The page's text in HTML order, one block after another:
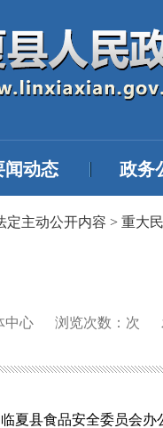
闻动态 政务
定主动公开内容 > 重大
中心 浏览次数： 次
夏县食品安全委员会